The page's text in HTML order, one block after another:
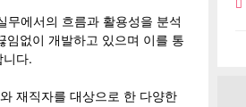
무에서의 흐름과 활용성을 분석
없이 개발하고 있으며 이를 통
다.
재직자를 대상으로 한 다양한